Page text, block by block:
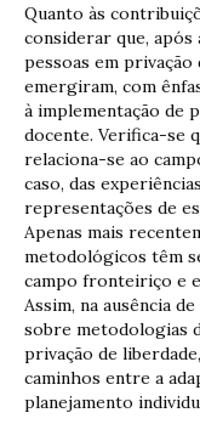
Quanto às
considerar que, após
pessoas em
emergiram, com
à implementação de
docente. Verifica-se
relaciona-se ao
caso, das
representações de
Apenas mais
metodológicos têm
campo fronteiriço e
Assim, na ausência
sobre metodologias
privação de
caminhos entre a
planejamento